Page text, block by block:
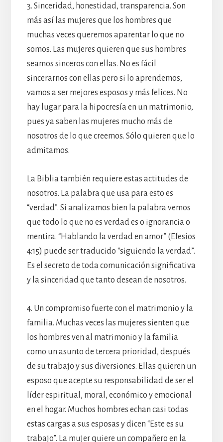
3. Sinceridad, honestidad, transparencia. Son
más así las mujeres que los hombres que
muchas veces queremos aparentar lo que no
somos. Las mujeres quieren que sus hombres
seamos sinceros con ellas. No es fácil
sincerarnos con ellas pero si lo aprendemos,
vamos a ser mejores esposos y más felices. No
hay lugar para la hipocresía en un matrimonio,
pues ya saben las mujeres mucho más de
nosotros de lo que creemos. Sólo quieren que lo
admitamos.
La Biblia también requiere estas actitudes de
nosotros. La palabra que usa para esto es
“verdad”. Si analizamos bien la palabra vemos
que todo lo que no es verdad es o ignorancia o
mentira. “Hablando la verdad en amor” (Efesios
4:15) puede ser traducido “siguiendo la verdad”.
Es el secreto de toda comunicación significativa
y la sinceridad que tanto desean de nosotros.
4. Un compromiso fuerte con el matrimonio y la
familia. Muchas veces las mujeres sienten que
los hombres ven al matrimonio y la familia
como un asunto de tercera prioridad, después
de su trabajo y sus diversiones. Ellas quieren un
esposo que acepte su responsabilidad de ser el
líder espiritual, moral, económico y emocional
en el hogar. Muchos hombres echan casi todas
estas cargas a sus esposas y dicen “Este es su
trabajo”. La mujer quiere un compañero en la